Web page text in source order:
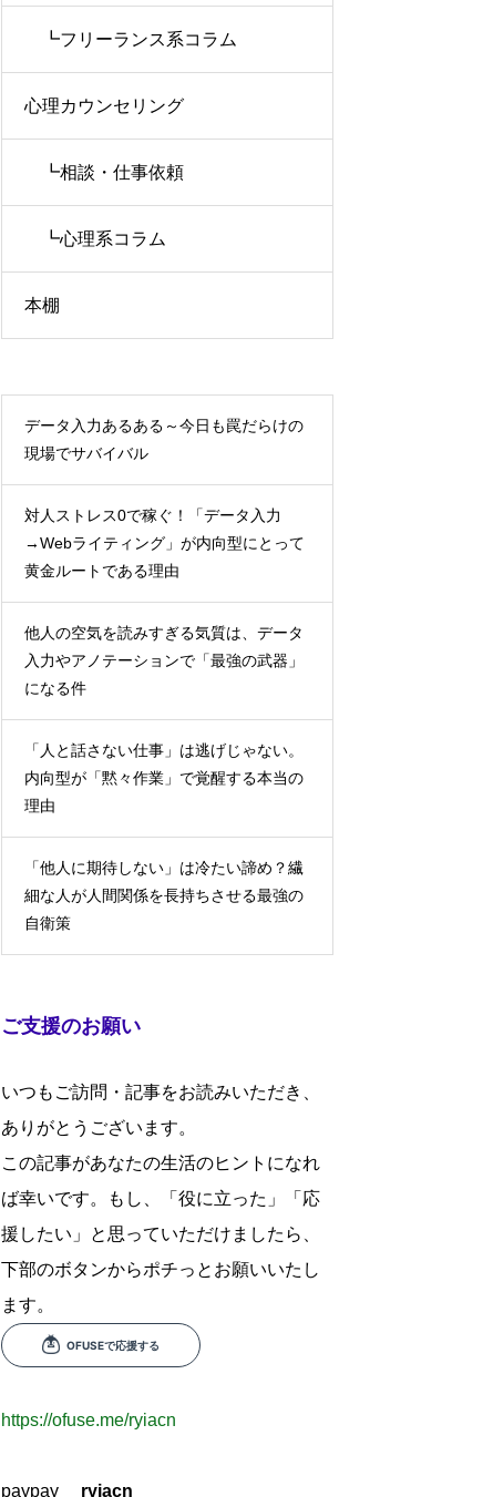
┗フリーランス系コラム
心理カウンセリング
┗相談・仕事依頼
┗心理系コラム
本棚
データ入力あるある～今日も罠だらけの
現場でサバイバル
対人ストレス0で稼ぐ！「データ入力
→Webライティング」が内向型にとって
黄金ルートである理由
他人の空気を読みすぎる気質は、データ
入力やアノテーションで「最強の武器」
になる件
「人と話さない仕事」は逃げじゃない。
内向型が「黙々作業」で覚醒する本当の
理由
「他人に期待しない」は冷たい諦め？繊
細な人が人間関係を長持ちさせる最強の
自衛策
ご支援のお願い
いつもご訪問・記事をお読みいただき、
ありがとうございます。
この記事があなたの生活のヒントになれ
ば幸いです。もし、「役に立った」「応
援したい」と思っていただけましたら、
下部のボタンからポチっとお願いいたし
ます。
https://ofuse.me/ryiacn
paypay ryiacn